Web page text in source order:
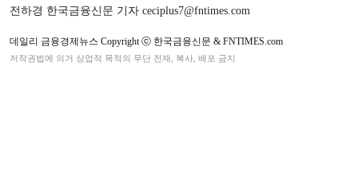
전하경 한국금융신문 기자 ceciplus7@fntimes.com
데일리 금융경제뉴스 Copyright ⓒ 한국금융신문 & FNTIMES.com
저작권법에 의거 상업적 목적의 무단 전재, 복사, 배포 금지